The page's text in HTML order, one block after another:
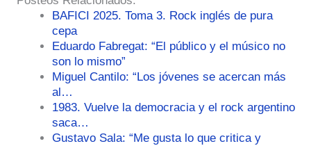
BAFICI 2025. Toma 3. Rock inglés de pura
cepa
Eduardo Fabregat: “El público y el músico no
son lo mismo”
Miguel Cantilo: “Los jóvenes se acercan más
al…
1983. Vuelve la democracia y el rock argentino
saca…
Gustavo Sala: “Me gusta lo que critica y